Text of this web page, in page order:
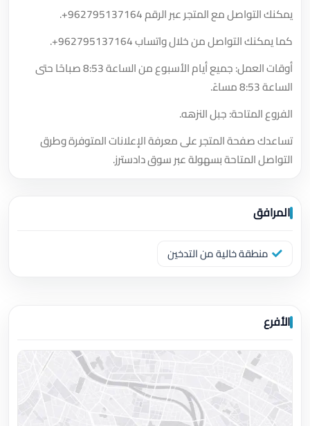
يمكنك التواصل مع المتجر عبر الرقم+962795137164
.
كما يمكنك التواصل من خلال واتساب+962795137164
.
أوقات العمل: جميع أيام الأسبوع من الساعة 8:53 صباحًا حتى
الساعة 8:53 مساءً.
الفروع المتاحة: جبل النزهه.
تساعدك صفحة المتجر على معرفة الإعلانات المتوفرة وطرق
التواصل المتاحة بسهولة عبر سوق دادسترز.
المرافق
منطقة خالية من التدخين
الأفرع